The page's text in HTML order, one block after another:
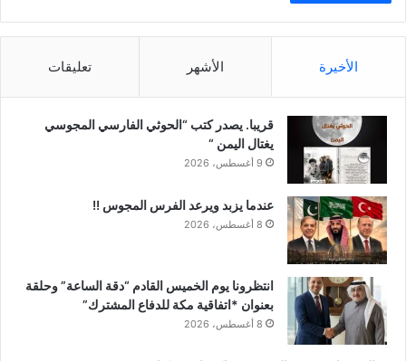
الأخيرة الأشهر تعليقات
قريبا. يصدر كتب “الحوثي الفارسي المجوسي
يغتال اليمن “
9 أغسطس، 2026
عندما يزبد ويرعد الفرس المجوس !!
8 أغسطس، 2026
انتظرونا يوم الخميس القادم “دقة الساعة” وحلقة
بعنوان *اتفاقية مكة للدفاع المشترك”
8 أغسطس، 2026